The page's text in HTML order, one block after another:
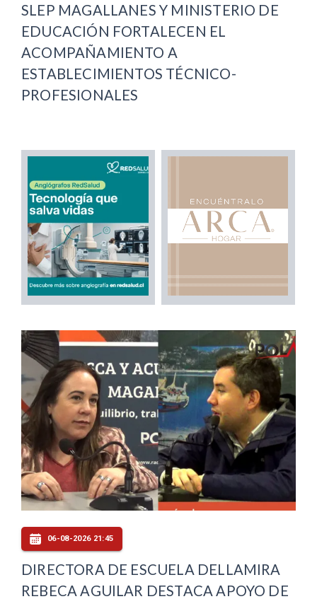
SLEP MAGALLANES Y MINISTERIO DE
EDUCACIÓN FORTALECEN EL
ACOMPAÑAMIENTO A
ESTABLECIMIENTOS TÉCNICO-
PROFESIONALES
06-08-2026 21:45
DIRECTORA DE ESCUELA DELLAMIRA
REBECA AGUILAR DESTACA APOYO DE